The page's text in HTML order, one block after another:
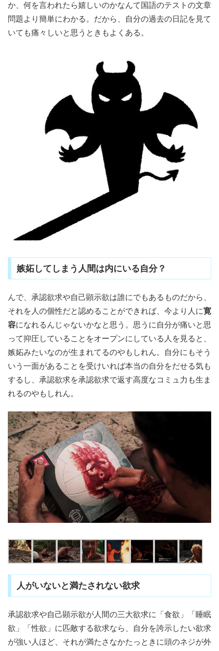
か、何を言われたら嬉しいのかなんて国語のテストの文章
問題より簡単にわかる。だから、自分の過去の日記を見て
いても痛々しいと思うときもよくある。
嫉妬してしまう人間は内にいる自分？
んで、承認欲求や自己顕示欲は誰にでもあるものだから、
それを人の個性だと認めることができれば、今より人に寛
容になれるんじゃないかなと思う。思うに自分が痛いと思
って抑圧していることをオープンにしている人を見ると、
嫉妬みたいなのが生まれてるのやもしれん。自分にもそう
いう一面があることを受けいれば本当の自分をだせる気も
するし、承認欲求を承認欲求で返す高度なコミュ力も生ま
れるのやもしれん。
人がいないと満たされない欲求
承認欲求や自己顕示欲が人間の三大欲求に「食欲」「睡眠
欲」「性欲」に匹敵する欲求なら、自分を誇示したい欲求
が強い人ほど、それが満たさなかたっときに頭のネジが外